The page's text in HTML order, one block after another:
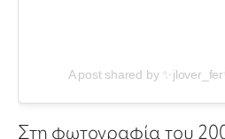
A post shared by
Στη φωτογραφία του